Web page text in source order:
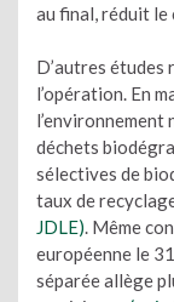
au final, réduit
D’autres
l’opération. En
l’environnement
déchets
sélectives de
taux de
JDLE). Même
européenne le
séparée allège